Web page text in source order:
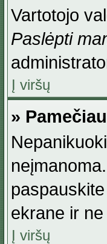
Vartotojo
Paslėpti
Į viršų
»
ekrane ir
Į viršų